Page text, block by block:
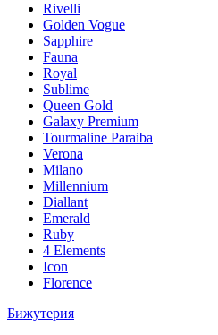
Rivelli
Golden Vogue
Sapphire
Fauna
Royal
Sublime
Queen Gold
Galaxy Premium
Tourmaline Paraiba
Verona
Milano
Millennium
Diallant
Emerald
Ruby
4 Elements
Icon
Florence
Бижутерия